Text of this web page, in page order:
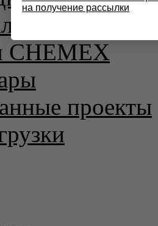
CHEMEX
проекты
на получение рассылки